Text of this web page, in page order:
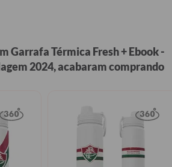
Garrafa Térmica Fresh + Ebook -
2024, acabaram comprando